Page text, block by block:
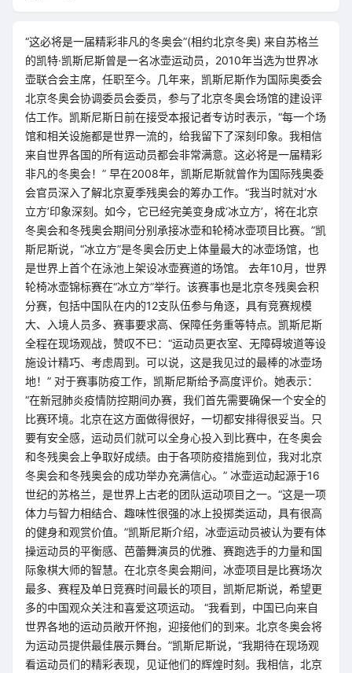
“这必将是一届精彩非凡的冬奥会”(相约北京冬奥) 来自苏格兰
的凯特·凯斯尼斯曾是一名冰壶运动员，2010年当选为世界冰
壶联合会主席，任职至今。几年来，凯斯尼斯作为国际奥委会
北京冬奥会协调委员会委员，参与了北京冬奥会场馆的建设评
估工作。凯斯尼斯日前在接受本报记者专访时表示，“每一个场
馆和相关设施都是世界一流的，给我留下了深刻印象。我相信
来自世界各国的所有运动员都会非常满意。这必将是一届精彩
非凡的冬奥会！” 早在2008年，凯斯尼斯就曾作为国际残奥委
会官员深入了解北京夏季残奥会的筹办工作。“我当时就对‘水
立方’印象深刻。如今，它已经完美变身成‘冰立方’，将在北京
冬奥会和冬残奥会期间分别承接冰壶和轮椅冰壶项目比赛。”凯
斯尼斯说，“冰立方”是冬奥会历史上体量最大的冰壶场馆，也
是世界上首个在泳池上架设冰壶赛道的场馆。 去年10月，世界
轮椅冰壶锦标赛在“冰立方”举行。该赛事也是北京冬残奥会积
分赛，包括中国队在内的12支队伍参与角逐，具有竞赛规模
大、入境人员多、赛事要求高、保障任务重等特点。凯斯尼斯
全程在现场观战，赞叹不已：“运动员更衣室、无障碍坡道等设
施设计精巧、考虑周到。可以说，这是我见过的最棒的冰壶场
地！” 对于赛事防疫工作，凯斯尼斯给予高度评价。她表示：
“在新冠肺炎疫情防控期间办赛，我们首先需要确保一个安全的
比赛环境。北京在这方面做得很好，一切都安排得很妥当。只
要有安全感，运动员们就可以全身心投入到比赛中，在冬奥会
和冬残奥会上争取好成绩。由于各项防疫措施到位，我对北京
冬奥会和冬残奥会的成功举办充满信心。” 冰壶运动起源于16
世纪的苏格兰，是世界上古老的团队运动项目之一。“这是一项
体力与智力相结合、趣味性很强的冰上投掷类运动，具有很高
的健身和观赏价值。”凯斯尼斯介绍，冰壶运动员被认为要有体
操运动员的平衡感、芭蕾舞演员的优雅、赛跑选手的力量和国
际象棋大师的智慧。在北京冬奥会期间，冰壶项目是比赛场次
最多、赛程及单日竞赛时间最长的项目，凯斯尼斯说，希望更
多的中国观众关注和喜爱这项运动。 “我看到，中国已向来自
世界各地的运动员敞开怀抱，迎接他们的到来。北京冬奥会将
为运动员提供最佳展示舞台。”凯斯尼斯说，“我期待在现场观
看运动员们的精彩表现，见证他们的辉煌时刻。我相信，北京